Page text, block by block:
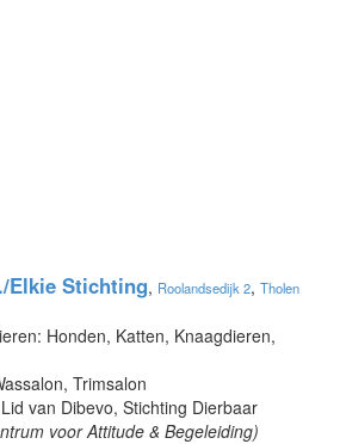
Elkie Stichting, Roolandsedijk 2, Tholen
Honden, Katten, Knaagdieren,
Trimsalon
van Dibevo, Stichting Dierbaar
voor Attitude & Begeleiding)